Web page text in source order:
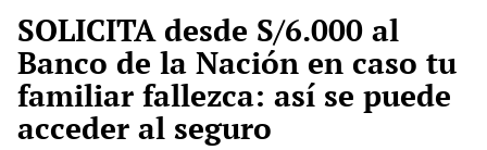
SOLICITA desde S/6.000 al
Banco de la Nación en caso tu
familiar fallezca: así se puede
acceder al seguro